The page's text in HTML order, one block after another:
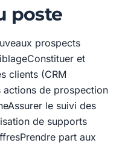
poste
prospects
et
clients (CRM
actions de prospection
le suivi des
de supports
part aux